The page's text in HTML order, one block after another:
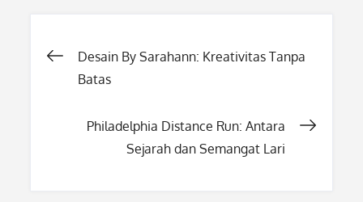
Post
Desain By Sarahann: Kreativitas Tanpa
Batas
Philadelphia Distance Run: Antara
Sejarah dan Semangat Lari